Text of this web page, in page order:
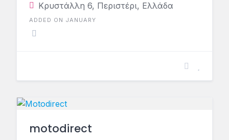
Κρυστάλλη 6, Περιστέρι, Ελλάδα
ADDED ON JANUARY
motodirect